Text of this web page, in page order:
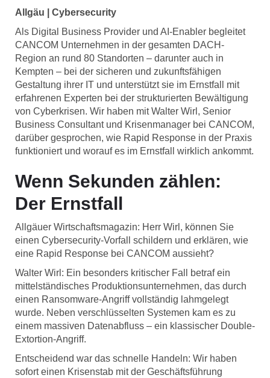
Allgäu | Cybersecurity
Als Digital Business Provider und AI-Enabler begleitet
CANCOM Unternehmen in der gesamten DACH-
Region an rund 80 Standorten – darunter auch in
Kempten – bei der sicheren und zukunftsfähigen
Gestaltung ihrer IT und unterstützt sie im Ernstfall mit
erfahrenen Experten bei der strukturierten Bewältigung
von Cyberkrisen. Wir haben mit Walter Wirl, Senior
Business Consultant und Krisenmanager bei CANCOM,
darüber gesprochen, wie Rapid Response in der Praxis
funktioniert und worauf es im Ernstfall wirklich ankommt.
Wenn Sekunden zählen:
Der Ernstfall
Allgäuer Wirtschaftsmagazin: Herr Wirl, können Sie
einen Cybersecurity-Vorfall schildern und erklären, wie
eine Rapid Response bei CANCOM aussieht?
Walter Wirl: Ein besonders kritischer Fall betraf ein
mittelständisches Produktionsunternehmen, das durch
einen Ransomware-Angriff vollständig lahmgelegt
wurde. Neben verschlüsselten Systemen kam es zu
einem massiven Datenabfluss – ein klassischer Double-
Extortion-Angriff.
Entscheidend war das schnelle Handeln: Wir haben
sofort einen Krisenstab mit der Geschäftsführung